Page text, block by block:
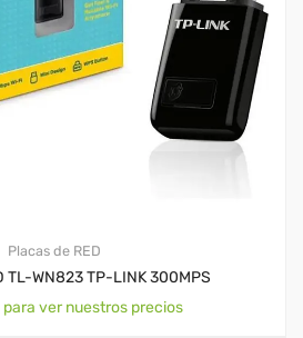
Placas de RED
TL-WN823 TP-LINK 300MPS
ver nuestros precios